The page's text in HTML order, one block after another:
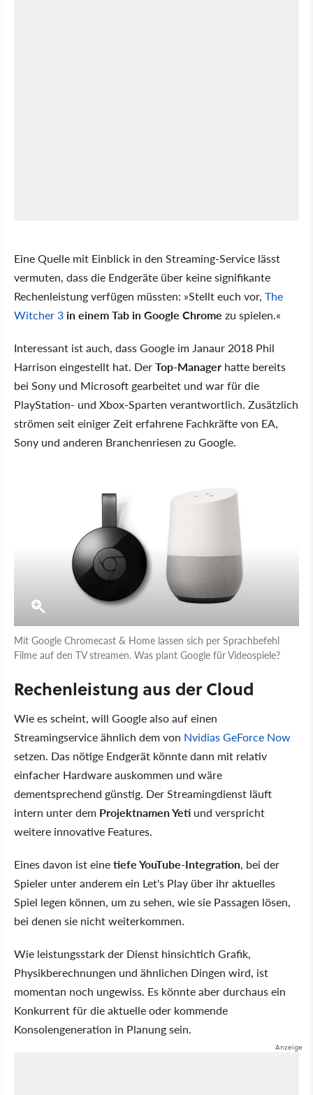
Eine Quelle mit Einblick in den Streaming-Service lässt
vermuten, dass die Endgeräte über keine signifikante
Rechenleistung verfügen müssten: »Stellt euch vor, The
Witcher 3 in einem Tab in Google Chrome zu spielen.«
Interessant ist auch, dass Google im Janaur 2018 Phil
Harrison eingestellt hat. DerTop-Manager hatte bereits
bei Sony und Microsoft gearbeitet und war für die
PlayStation- und Xbox-Sparten verantwortlich. Zusätzlich
strömen seit einiger Zeit erfahrene Fachkräfte von EA,
Sony und anderen Branchenriesen zu Google.
Mit Google Chromecast & Home lassen sich per Sprachbefehl
Filme auf den TV streamen. Was plant Google für Videospiele?
Rechenleistung aus der Cloud
Wie es scheint, will Google also auf einen
Streamingservice ähnlich dem von Nvidias GeForce Now
setzen. Das nötige Endgerät könnte dann mit relativ
einfacher Hardware auskommen und wäre
dementsprechend günstig. Der Streamingdienst läuft
intern unter dem Projektnamen Yeti und verspricht
weitere innovative Features.
Eines davon ist einetiefe YouTube-Integration, bei der
Spieler unter anderem ein Let's Play über ihr aktuelles
Spiel legen können, um zu sehen, wie sie Passagen lösen,
bei denen sie nicht weiterkommen.
Wie leistungsstark der Dienst hinsichtich Grafik,
Physikberechnungen und ähnlichen Dingen wird, ist
momentan noch ungewiss. Es könnte aber durchaus ein
Konkurrent für die aktuelle oder kommende
Konsolengeneration in Planung sein.